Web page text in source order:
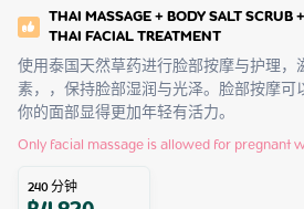
THAI MASSAGE + BODY SALT SCRUB
THAI FACIAL TREATMENT
使用泰国天然草药进行脸部按摩与护理
素，，保持脸部湿润与光泽。脸部按摩
你的面部显得更加年轻有活力。
Only facial massage is allowed for pregnant
240分钟